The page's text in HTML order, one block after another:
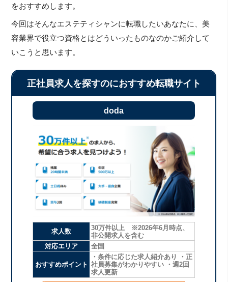
をおすすめします。
今回はそんなエステティシャンに転職したいあなたに、美
容業界で役立つ資格とはどういったものなのかご紹介して
いこうと思います。
正社員求人を探すのにおすすめ転職サイト
doda
求人数
30万件以上 ※2026年6月時点、
非公開求人を含む
対応エリア
全国
おすすめポイント
・条件に応じた求人紹介あり ・正
社員募集がわかりやすい ・週2回
求人更新